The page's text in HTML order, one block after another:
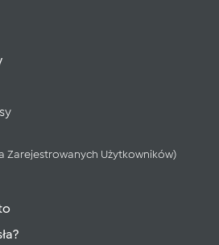
Zarejestrowanych Użytkowników)